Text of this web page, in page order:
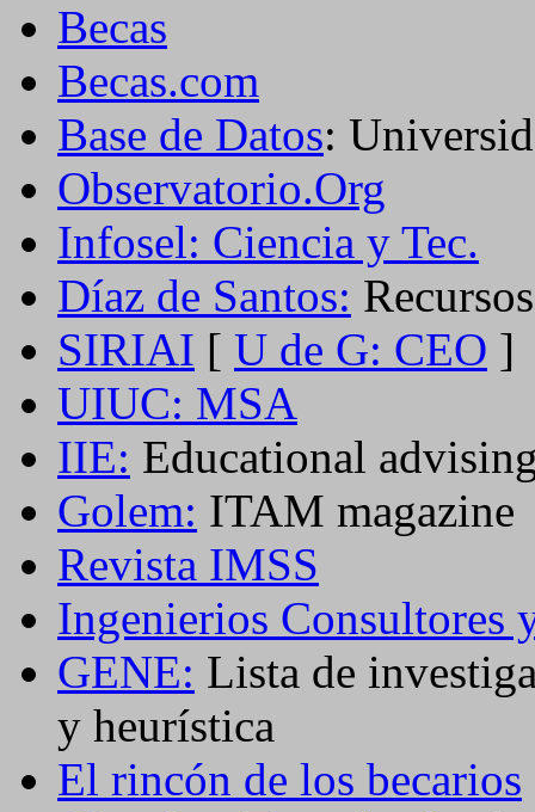
Becas
Becas.com
Base de Datos:
Observatorio.Org
Infosel: Ciencia y Tec.
Díaz de Santos:
SIRIAI [ U de G: CEO ]
UIUC: MSA
IIE: Educational
Golem: ITAM magazine
Revista IMSS
Ingenierios Consultores
GENE: Lista de
y heurística
El rincón de los becarios